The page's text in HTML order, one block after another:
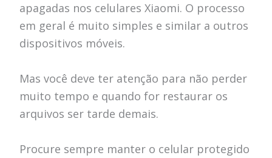
apagadas nos celulares Xiaomi. O processo
em geral é muito simples e similar a outros
dispositivos móveis.
Mas você deve ter atenção para não perder
muito tempo e quando for restaurar os
arquivos ser tarde demais.
Procure sempre manter o celular protegido